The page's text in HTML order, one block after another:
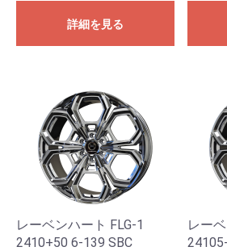
詳細を見る
レーベンハート FLG-1
2410+50 6-139 SBC
レー